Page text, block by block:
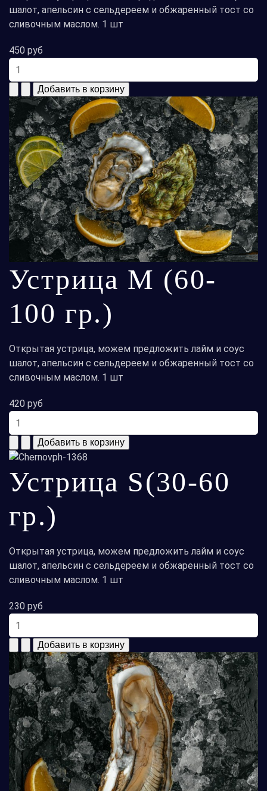
шалот, апельсин с сельдереем и обжаренный тост со
сливочным маслом. 1 шт
450 руб
Устрица M (60-
100 гр.)
Открытая устрица, можем предложить лайм и соус
шалот, апельсин с сельдереем и обжаренный тост со
сливочным маслом. 1 шт
420 руб
Устрица S(30-60
гр.)
Открытая устрица, можем предложить лайм и соус
шалот, апельсин с сельдереем и обжаренный тост со
сливочным маслом. 1 шт
230 руб